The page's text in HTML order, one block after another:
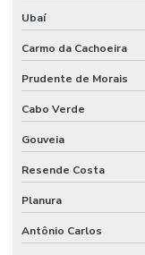
Ubaí
Carmo da Cachoeira
Prudente de Morais
Cabo Verde
Gouveia
Resende Costa
Planura
Antônio Carlos